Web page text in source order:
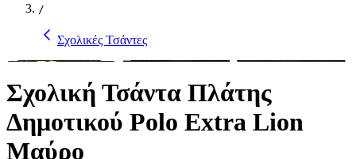
/
Σχολικές Τσάντες
Σχολική Τσάντα Πλάτης
Δημοτικού Polo Extra Lion
Μαύρο